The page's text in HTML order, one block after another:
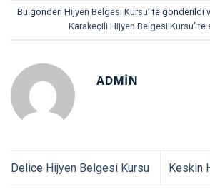
Bu gönderi Hijyen Belgesi Kursu’ te gönderildi
Karakeçili Hijyen Belgesi Kursu’ te
ADMIN
Delice Hijyen Belgesi Kursu Keskin